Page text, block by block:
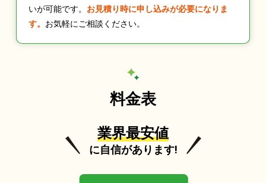
いが可能です。 お見積り時に申し込みが必要になりま
す。 お気軽にご相談ください。
料金表
業界最安値
に自信があります!